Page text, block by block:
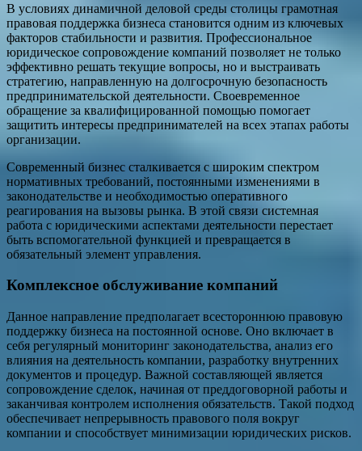
В условиях динамичной деловой среды столицы грамотная
правовая поддержка бизнеса становится одним из ключевых
факторов стабильности и развития. Профессиональное
юридическое сопровождение компаний позволяет не только
эффективно решать текущие вопросы, но и выстраивать
стратегию, направленную на долгосрочную безопасность
предпринимательской деятельности. Своевременное
обращение за квалифицированной помощью помогает
защитить интересы предпринимателей на всех этапах работы
организации.
Современный бизнес сталкивается с широким спектром
нормативных требований, постоянными изменениями в
законодательстве и необходимостью оперативного
реагирования на вызовы рынка. В этой связи системная
работа с юридическими аспектами деятельности перестает
быть вспомогательной функцией и превращается в
обязательный элемент управления.
Комплексное обслуживание компаний
Данное направление предполагает всестороннюю правовую
поддержку бизнеса на постоянной основе. Оно включает в
себя регулярный мониторинг законодательства, анализ его
влияния на деятельность компании, разработку внутренних
документов и процедур. Важной составляющей является
сопровождение сделок, начиная от преддоговорной работы и
заканчивая контролем исполнения обязательств. Такой подход
обеспечивает непрерывность правового поля вокруг
компании и способствует минимизации юридических рисков.